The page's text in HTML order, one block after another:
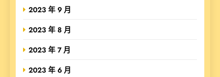
2023 年 9 月
2023 年 8 月
2023 年 7 月
2023 年 6 月